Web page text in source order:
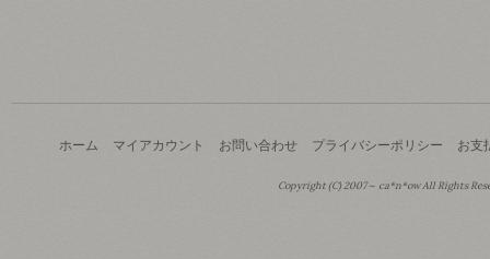
ホーム マイアカウント お問い合わせ プライバシーポリシー お支
Copyright (C) 2007～ ca*n*ow All Rights